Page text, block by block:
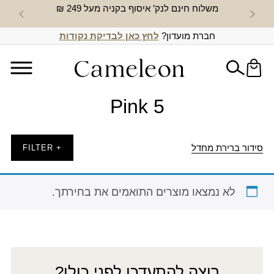
משלוח חינם לנק’ איסוף בקניה מעל 249 ₪ חדש
חברת מועדון? לחץ כאן לבדיקת נקודות
Pink 5
סידור ברירת מחדל + FILTER
לא נמצאו מוצרים התואמים את בחירתך.